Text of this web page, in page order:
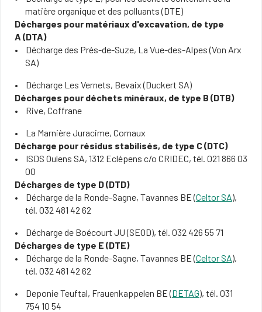
matière organique et des polluants (DTE)
Décharges pour matériaux d'excavation, de type
A (DTA)
Décharge des Prés-de-Suze, La Vue-des-Alpes (Von Arx
SA)
​Décharge Les Vernets, Bevaix (Duckert SA)
Décharges pour déchets minéraux, de type B (DTB)
Rive, Coffrane
La Marnière Juracime, Cornaux
Décharge pour résidus stabilisés, de type C (DTC)
ISDS Oulens SA, 1312 Eclépens c/o CRIDEC, tél. 021 866 03
00
Décharges de type D (DTD)
Décharge de la Ronde-Sagne, Tavannes BE (Celtor SA),
tél. 032 481 42 62
Décharge de Boécourt JU (SEOD), tél. 032 426 55 71
Décharges de type E (DTE)
Décharge de la Ronde-Sagne, Tavannes BE (Celtor SA),
tél. 032 481 42 62
Deponie Teuftal, Frauenkappelen BE (DETAG), tél. 031
754 10 54